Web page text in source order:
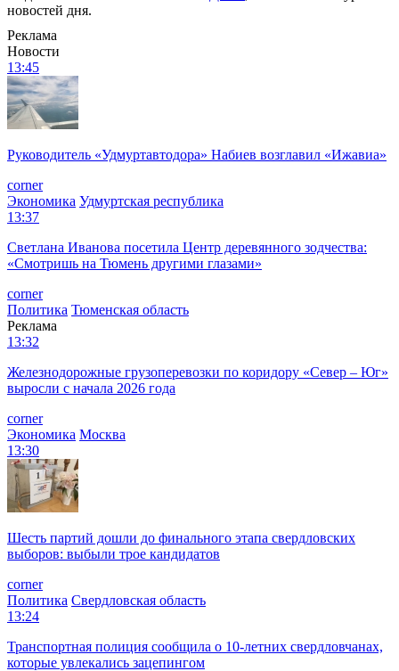
новостей дня.
Реклама
Новости
13:45
Руководитель «Удмуртавтодора» Набиев возглавил «Ижавиа»
corner
Экономика Удмуртская республика
13:37
Светлана Иванова посетила Центр деревянного зодчества:
«Смотришь на Тюмень другими глазами»
corner
Политика Тюменская область
Реклама
13:32
Железнодорожные грузоперевозки по коридору «Север – Юг»
выросли с начала 2026 года
corner
Экономика Москва
13:30
Шесть партий дошли до финального этапа свердловских
выборов: выбыли трое кандидатов
corner
Политика Свердловская область
13:24
Транспортная полиция сообщила о 10-летних свердловчанах,
которые увлекались зацепингом